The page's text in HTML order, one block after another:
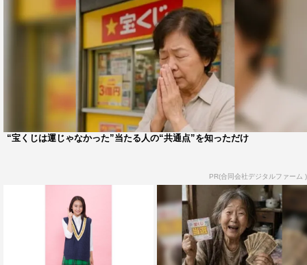
ば一生、演じ続けたい！」と意欲を示した。
同作は、肉体派熱血刑事の矢代朋（波瑠）と頭脳派刑事
の鳴海理沙（鈴木京香）がバディを組み、“文字”を糸口に
未解決事件を捜査するミステリー。中山は10年前の未解決
事件で殺された人気ミステリー作家・嶋野泉水役で、「作
家ということもあり、自分の信念を持って強く生きた女性
を表現できれば」と意気込みを語っている。
集者・新海雄二役で半海一晃もゲスト出演する。
“宝くじは運じゃなかった”当たる人の“共通点”を知っただけ
PR(合同会社デジタルファーム )